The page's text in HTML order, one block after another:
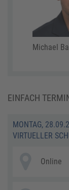
Michael
EINFACH
MONTAG,
VIRTUELLER
Online